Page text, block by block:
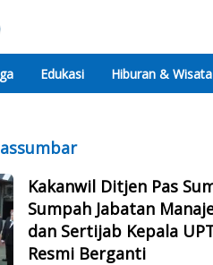
Edukasi Hiburan & Wisata
Kakanwil Ditjen Pas
Sumpah Jabatan
dan Sertijab Kepala
Resmi Berganti